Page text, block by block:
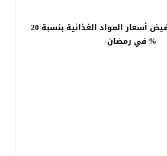
سعي حكومي لتخفيض أسعار المواد الغذائية بنسبة 20
% في رمضان